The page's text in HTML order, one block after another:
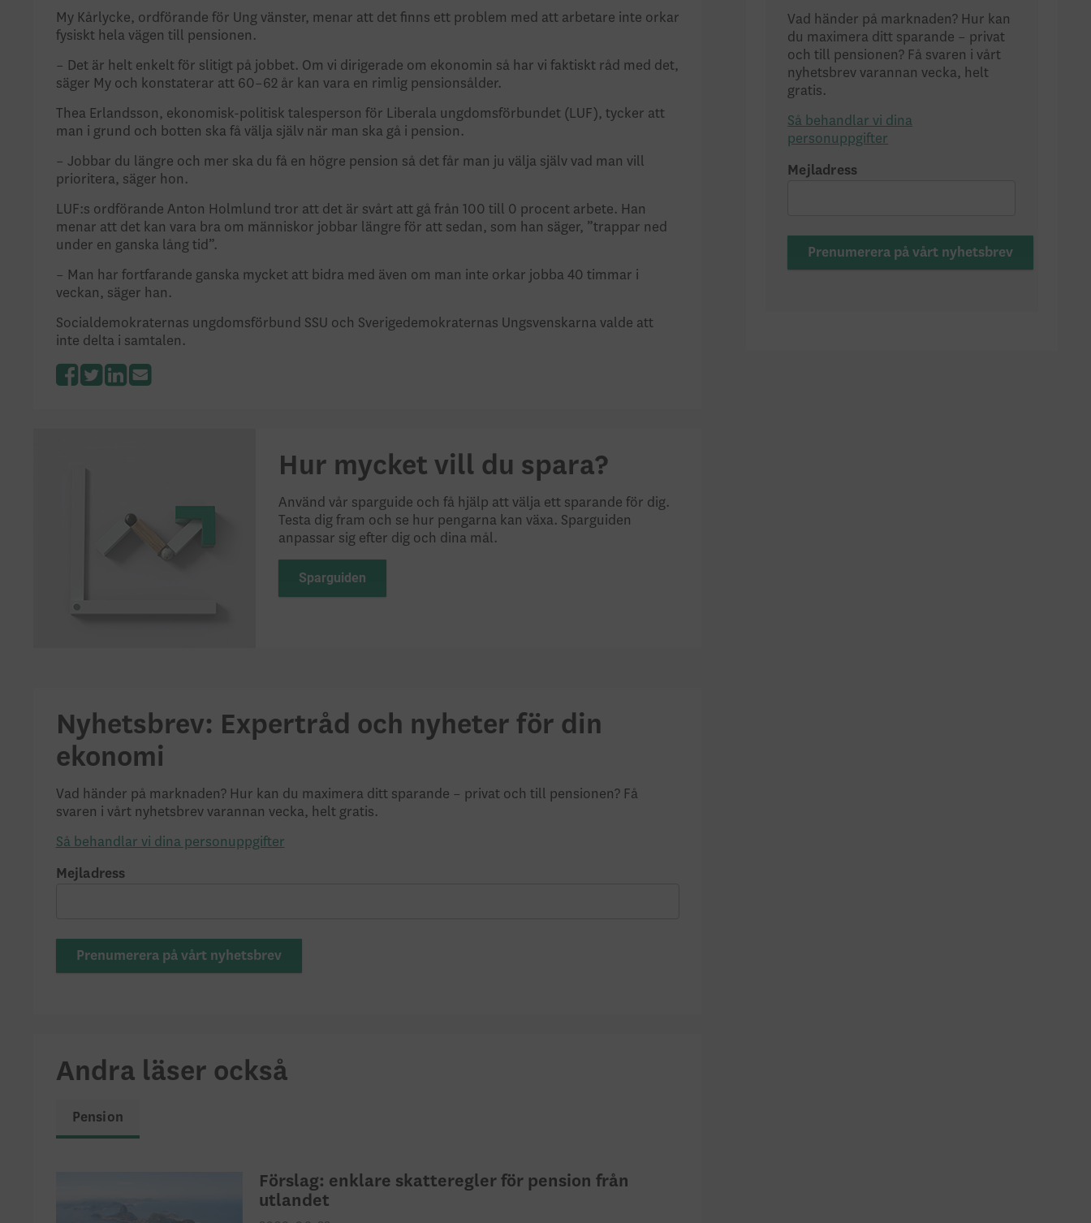
My Kårlycke, ordförande för Ung vänster, menar att det finns ett problem med att arbetare inte orkar
fysiskt hela vägen till pensionen.
– Det är helt enkelt för slitigt på jobbet. Om vi dirigerade om ekonomin så har vi faktiskt råd med det,
säger My och konstaterar att 60–62 år kan vara en rimlig pensionsålder.
Thea Erlandsson, ekonomisk-politisk talesperson för Liberala ungdomsförbundet (LUF), tycker att
man i grund och botten ska få välja själv när man ska gå i pension.
– Jobbar du längre och mer ska du få en högre pension så det får man ju välja själv vad man vill
prioritera, säger hon.
LUF:s ordförande Anton Holmlund tror att det är svårt att gå från 100 till 0 procent arbete. Han
menar att det kan vara bra om människor jobbar längre för att sedan, som han säger, ”trappar ned
under en ganska lång tid”.
– Man har fortfarande ganska mycket att bidra med även om man inte orkar jobba 40 timmar i
veckan, säger han.
Socialdemokraternas ungdomsförbund SSU och Sverigedemokraternas Ungsvenskarna valde att
inte delta i samtalen.
Hur mycket vill du spara?
Använd vår sparguide och få hjälp att välja ett sparande för dig.
Testa dig fram och se hur pengarna kan växa. Sparguiden
anpassar sig efter dig och dina mål.
Sparguiden
Nyhetsbrev: Expertråd och nyheter för din
ekonomi
Vad händer på marknaden? Hur kan du maximera ditt sparande – privat och till pensionen? Få
svaren i vårt nyhetsbrev varannan vecka, helt gratis.
Så behandlar vi dina personuppgifter
Mejladress
Prenumerera på vårt nyhetsbrev
Andra läser också
Pension
Förslag: enklare skatteregler för pension från
utlandet
Vad händer på marknaden? Hur kan
du maximera ditt sparande – privat
och till pensionen? Få svaren i vårt
nyhetsbrev varannan vecka, helt
gratis.
Så behandlar vi dina
personuppgifter
Mejladress
Prenumerera på vårt nyhetsbrev